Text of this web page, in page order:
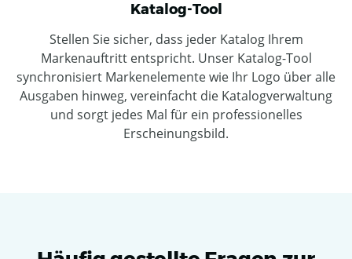
Katalog-Tool
Stellen Sie sicher, dass jeder Katalog Ihrem
Markenauftritt entspricht. Unser Katalog-Tool
synchronisiert Markenelemente wie Ihr Logo über alle
Ausgaben hinweg, vereinfacht die Katalogverwaltung
und sorgt jedes Mal für ein professionelles
Erscheinungsbild.